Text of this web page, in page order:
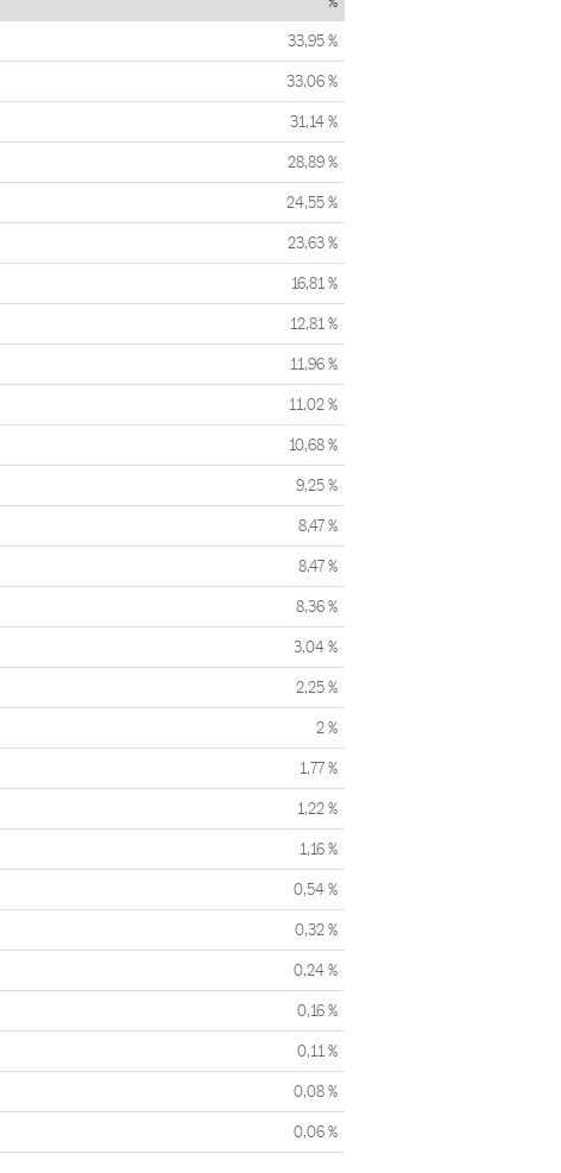
33,95 %
33,06 %
31,14 %
28,89 %
24,55 %
23,63 %
16,81 %
12,81 %
11,96 %
11,02 %
10,68 %
9,25 %
8,47 %
8,47 %
8,36 %
3,04 %
2,25 %
2 %
1,77 %
1,22 %
1,16 %
0,54 %
0,32 %
0,24 %
0,16 %
0,11 %
0,08 %
0,06 %